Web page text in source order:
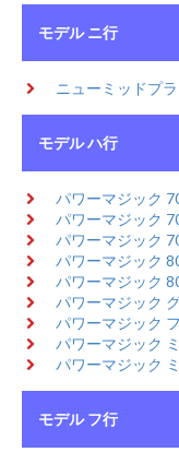
モデル ニ行
ニューミッドプ
モデル ハ行
パワーマジック
パワーマジック
パワーマジック
パワーマジック
パワーマジック
パワーマジック
パワーマジック
パワーマジック
パワーマジック
モデル フ行